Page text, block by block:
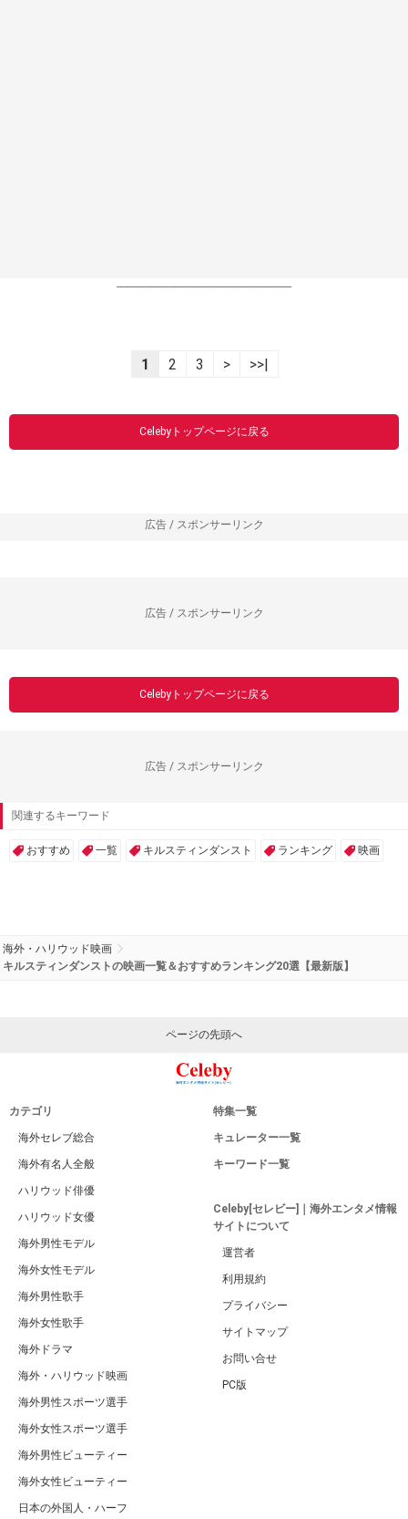
----------------------------------------------------------------
1 2 3 > >>|
Celebyトップページに戻る
広告 / スポンサーリンク
広告 / スポンサーリンク
広告 / スポンサーリンク
おすすめ 一覧
キルスティンダンストの映画一覧＆おすすめランキング20選【最新版】